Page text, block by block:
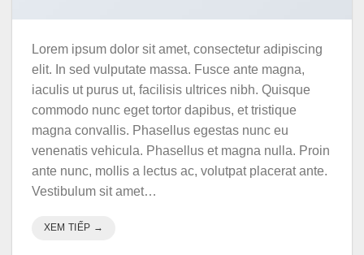
Lorem ipsum dolor sit amet, consectetur adipiscing
elit. In sed vulputate massa. Fusce ante magna,
iaculis ut purus ut, facilisis ultrices nibh. Quisque
commodo nunc eget tortor dapibus, et tristique
magna convallis. Phasellus egestas nunc eu
venenatis vehicula. Phasellus et magna nulla. Proin
ante nunc, mollis a lectus ac, volutpat placerat ante.
Vestibulum sit amet…
XEM TIẾP →